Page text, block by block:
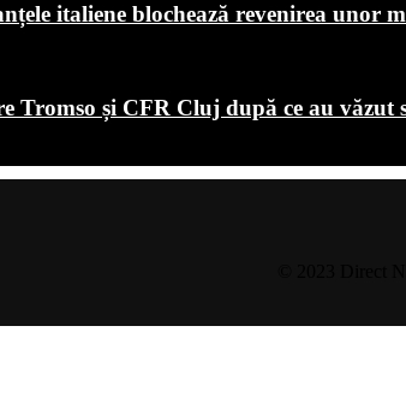
italiene blochează revenirea unor
Tromso și CFR Cluj după ce au văzut